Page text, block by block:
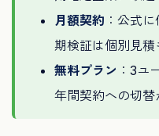
月額契約 ：公式
期検証は個別見積
無料プラン ：3ユ
年間契約への切替